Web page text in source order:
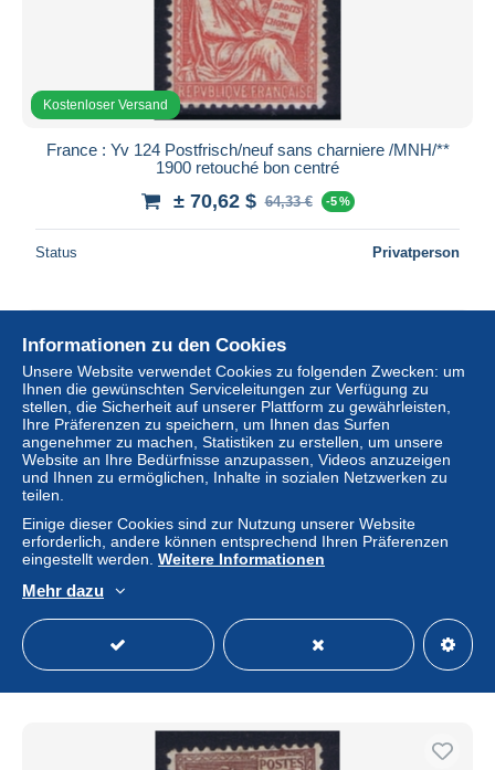
Kostenloser Versand
France : Yv 124 Postfrisch/neuf sans charniere /MNH/**
1900 retouché bon centré
± 70,62 $ 64,33 € -5 %
Status Privatperson
Kostenloser Versand
France : Yv 113 Postfrisch/neuf sans charniere /MNH/**
± 52,97 $
Status Privatperson
Informationen zu den Cookies
Unsere Website verwendet Cookies zu folgenden Zwecken: um
Ihnen die gewünschten Serviceleitungen zur Verfügung zu
stellen, die Sicherheit auf unserer Plattform zu gewährleisten,
Ihre Präferenzen zu speichern, um Ihnen das Surfen
angenehmer zu machen, Statistiken zu erstellen, um unsere
Website an Ihre Bedürfnisse anzupassen, Videos anzuzeigen
und Ihnen zu ermöglichen, Inhalte in sozialen Netzwerken zu
teilen.
Einige dieser Cookies sind zur Nutzung unserer Website
erforderlich, andere können entsprechend Ihren Präferenzen
eingestellt werden. Weitere Informationen
Mehr dazu